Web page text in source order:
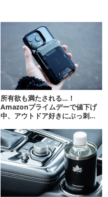
所有欲も満たされる…！
Amazonプライムデーで値下げ
中、アウトドア好きにぶっ刺さ